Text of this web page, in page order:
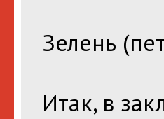
Зелень
Итак, в